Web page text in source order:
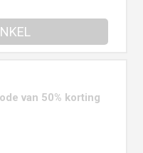
van 50% korting